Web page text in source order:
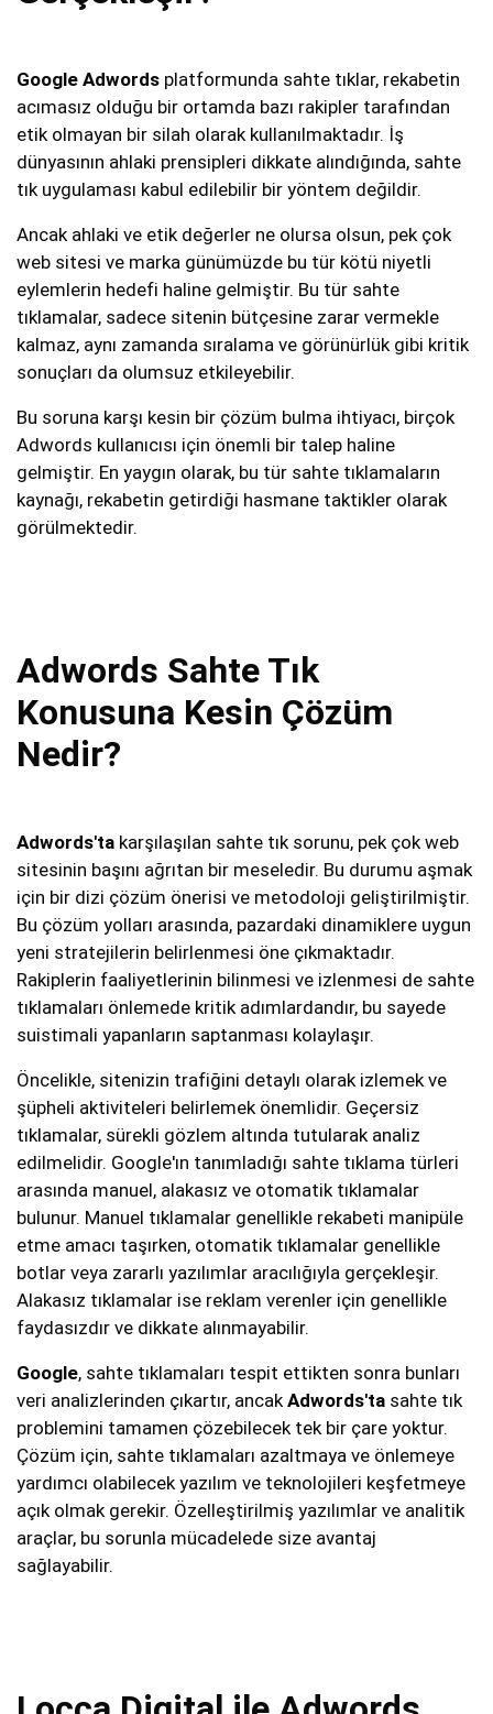
Google Adwords platformunda sahte tıklar, rekabetin
acımasız olduğu bir ortamda bazı rakipler tarafından
etik olmayan bir silah olarak kullanılmaktadır. İş
dünyasının ahlaki prensipleri dikkate alındığında, sahte
tık uygulaması kabul edilebilir bir yöntem değildir.
Ancak ahlaki ve etik değerler ne olursa olsun, pek çok
web sitesi ve marka günümüzde bu tür kötü niyetli
eylemlerin hedefi haline gelmiştir. Bu tür sahte
tıklamalar, sadece sitenin bütçesine zarar vermekle
kalmaz, aynı zamanda sıralama ve görünürlük gibi kritik
sonuçları da olumsuz etkileyebilir.
Bu soruna karşı kesin bir çözüm bulma ihtiyacı, birçok
Adwords kullanıcısı için önemli bir talep haline
gelmiştir. En yaygın olarak, bu tür sahte tıklamaların
kaynağı, rekabetin getirdiği hasmane taktikler olarak
görülmektedir.
Adwords Sahte Tık
Konusuna Kesin Çözüm
Nedir?
Adwords'ta karşılaşılan sahte tık sorunu, pek çok web
sitesinin başını ağrıtan bir meseledir. Bu durumu aşmak
için bir dizi çözüm önerisi ve metodoloji geliştirilmiştir.
Bu çözüm yolları arasında, pazardaki dinamiklere uygun
yeni stratejilerin belirlenmesi öne çıkmaktadır.
Rakiplerin faaliyetlerinin bilinmesi ve izlenmesi de sahte
tıklamaları önlemede kritik adımlardandır, bu sayede
suistimali yapanların saptanması kolaylaşır.
Öncelikle, sitenizin trafiğini detaylı olarak izlemek ve
şüpheli aktiviteleri belirlemek önemlidir. Geçersiz
tıklamalar, sürekli gözlem altında tutularak analiz
edilmelidir. Google'ın tanımladığı sahte tıklama türleri
arasında manuel, alakasız ve otomatik tıklamalar
bulunur. Manuel tıklamalar genellikle rekabeti manipüle
etme amacı taşırken, otomatik tıklamalar genellikle
botlar veya zararlı yazılımlar aracılığıyla gerçekleşir.
Alakasız tıklamalar ise reklam verenler için genellikle
faydasızdır ve dikkate alınmayabilir.
Google, sahte tıklamaları tespit ettikten sonra bunları
veri analizlerinden çıkartır, ancak Adwords'ta sahte tık
problemini tamamen çözebilecek tek bir çare yoktur.
Çözüm için, sahte tıklamaları azaltmaya ve önlemeye
yardımcı olabilecek yazılım ve teknolojileri keşfetmeye
açık olmak gerekir. Özelleştirilmiş yazılımlar ve analitik
araçlar, bu sorunla mücadelede size avantaj
sağlayabilir.